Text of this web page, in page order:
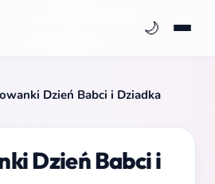
🌙
Dzień Babci i Dziadka
Dzień Babci i